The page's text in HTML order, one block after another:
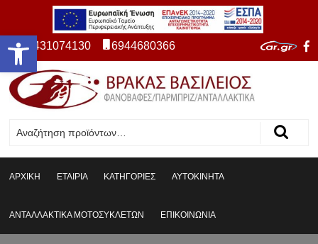
Ανοίξτε τη γραμμή εργαλείων 2431074130 6944680366
ΑΡΧΙΚΗ ΕΤΑΙΡΙΑ ΚΑΤΗΓΟΡΙΕΣ ΑΥΤΟΚΙΝΗΤΑ
ΑΝΤΑΛΛΑΚΤΙΚΑ ΜΟΤΟΣΥΚΛΕΤΩΝ ΕΠΙΚΟΙΝΩΝΙΑ